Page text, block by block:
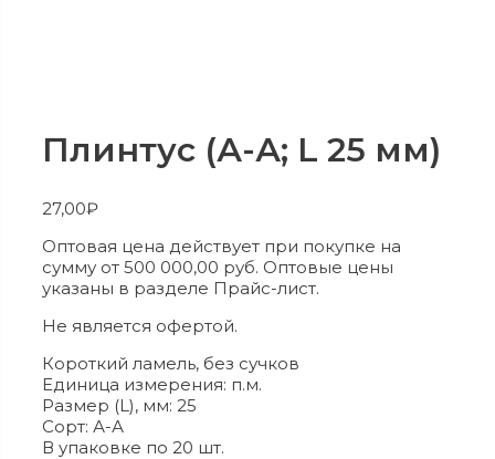
Плинтус (А-А; L 25 мм)
27,00₽
Оптовая цена действует при покупке на
сумму от 500 000,00 руб. Оптовые цены
указаны в разделе Прайс-лист.
Не является офертой.
Короткий ламель, без сучков
Единица измерения: п.м.
Размер (L), мм: 25
Сорт: А-А
В упаковке по 20 шт.